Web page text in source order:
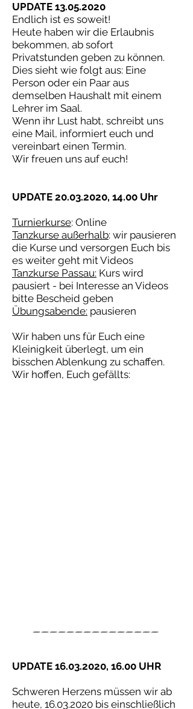
UPDATE 13.05.2020
Endlich ist es soweit!
Heute haben wir die Erlaubnis
bekommen, ab sofort
Privatstunden geben zu können.
Dies sieht wie folgt aus: Eine
Person oder ein Paar aus
demselben Haushalt mit einem
Lehrer im Saal.
Wenn ihr Lust habt, schreibt uns
eine Mail, informiert euch und
vereinbart einen Termin.
Wir freuen uns auf euch!
UPDATE 20.03.2020, 14.00 Uhr
Turnierkurse: Online
Tanzkurse außerhalb: wir pausieren
die Kurse und versorgen Euch bis
es weiter geht mit Videos
Tanzkurse Passau: Kurs wird
pausiert - bei Interesse an Videos
bitte Bescheid geben
Übungsabende: pausieren
Wir haben uns für Euch eine
Kleinigkeit überlegt, um ein
bisschen Ablenkung zu schaffen.
Wir hoffen, Euch gefällts:
UPDATE 16.03.2020, 16.00 UHR
Schweren Herzens müssen wir ab
heute, 16.03.2020 bis einschließlich